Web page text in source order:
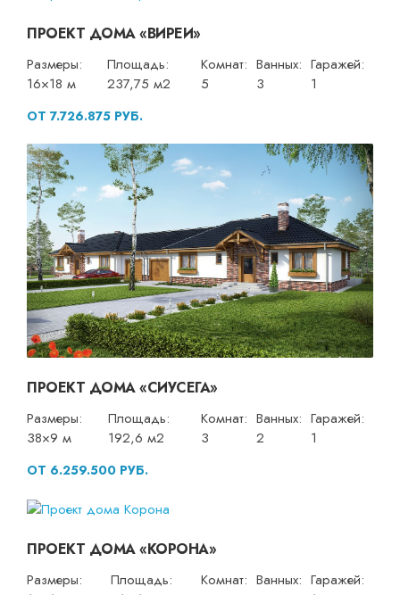
ПРОЕКТ ДОМА «ВИРЕИ»
Размеры:
16×18 м
Площадь:
237,75 м2
Комнат:
5
Ванных:
3
Гаражей:
1
ОТ 7.726.875 РУБ.
ПРОЕКТ ДОМА «СИУСЕГА»
Размеры:
38×9 м
Площадь:
192,6 м2
Комнат:
3
Ванных:
2
Гаражей:
1
ОТ 6.259.500 РУБ.
ПРОЕКТ ДОМА «КОРОНА»
Размеры:
Площадь:
Комнат: Ванных: Гаражей: